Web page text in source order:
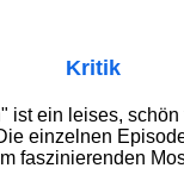
Kritik
ist ein leises, schön
einzelnen
faszinierenden